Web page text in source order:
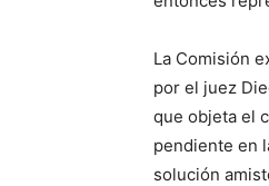
La Comisión
por el juez
que objeta el
pendiente en
solución